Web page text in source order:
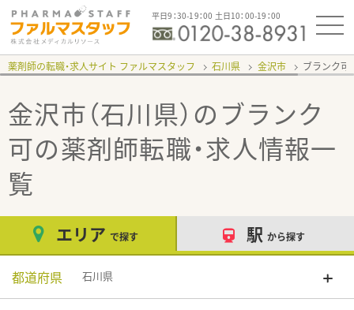
平日9：30-19：00 土日10：00-19：00
薬剤師の転職・求人サイト ファルマスタッフ 石川県 金沢市 ブランク可
金沢市（石川県）のブランク
可の薬剤師転職・求人情報一
覧
エリア で探す 駅 から探す
都道府県 石川県